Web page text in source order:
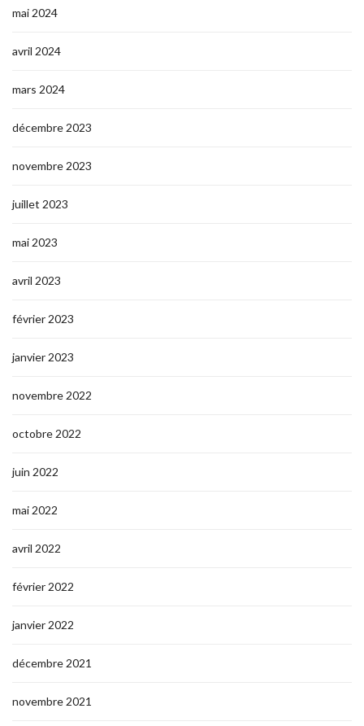
mai 2024
avril 2024
mars 2024
décembre 2023
novembre 2023
juillet 2023
mai 2023
avril 2023
février 2023
janvier 2023
novembre 2022
octobre 2022
juin 2022
mai 2022
avril 2022
février 2022
janvier 2022
décembre 2021
novembre 2021